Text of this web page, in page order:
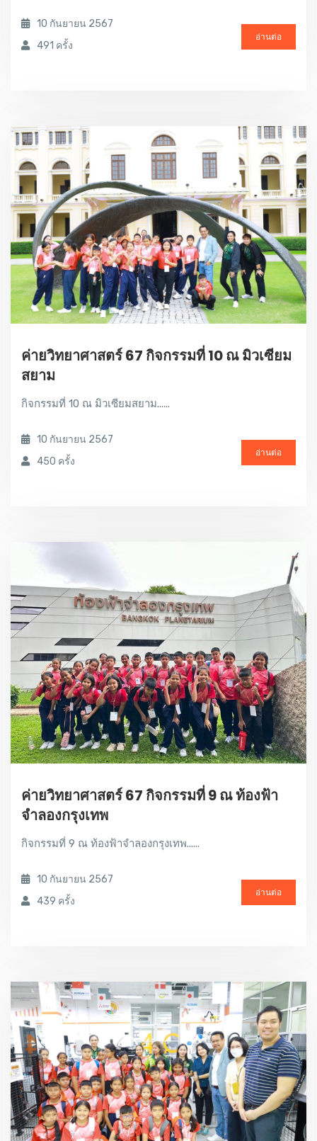
10 กันยายน 2567
491 ครั้ง
อ่านต่อ
ค่ายวิทยาศาสตร์ 67 กิจกรรมที่ 10 ณ มิวเซียม
สยาม
กิจกรรมที่ 10 ณ มิวเซียมสยาม......
10 กันยายน 2567
450 ครั้ง
อ่านต่อ
ค่ายวิทยาศาสตร์ 67 กิจกรรมที่ 9 ณ ท้องฟ้า
จำลองกรุงเทพ
กิจกรรมที่ 9 ณ ท้องฟ้าจำลองกรุงเทพ......
10 กันยายน 2567
439 ครั้ง
อ่านต่อ